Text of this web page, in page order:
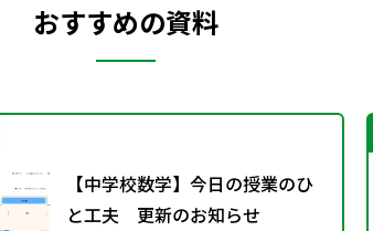
おすすめの資料
【中学校数学】今日の授業のひ
と工夫 更新のお知らせ